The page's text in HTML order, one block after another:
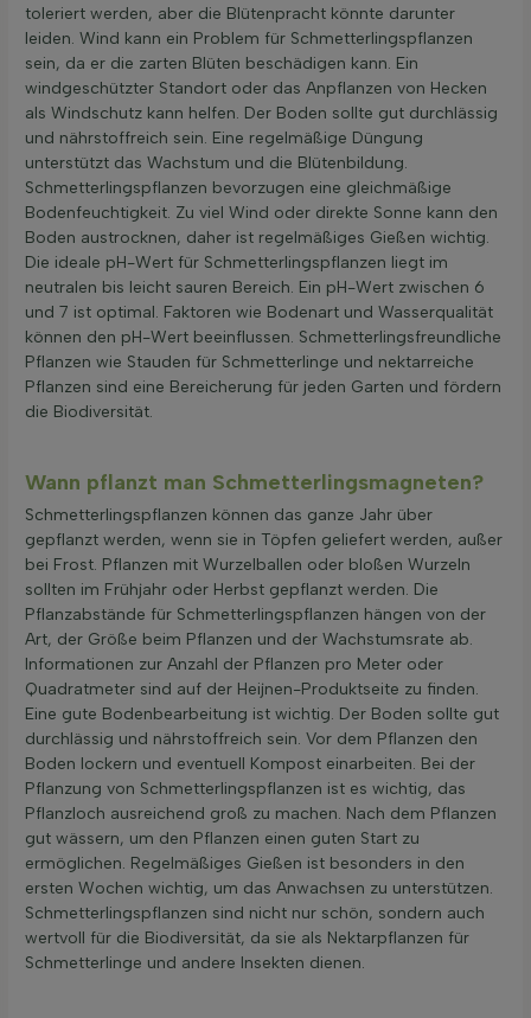
toleriert werden, aber die Blütenpracht könnte darunter
leiden. Wind kann ein Problem für Schmetterlingspflanzen
sein, da er die zarten Blüten beschädigen kann. Ein
windgeschützter Standort oder das Anpflanzen von Hecken
als Windschutz kann helfen. Der Boden sollte gut durchlässig
und nährstoffreich sein. Eine regelmäßige Düngung
unterstützt das Wachstum und die Blütenbildung.
Schmetterlingspflanzen bevorzugen eine gleichmäßige
Bodenfeuchtigkeit. Zu viel Wind oder direkte Sonne kann den
Boden austrocknen, daher ist regelmäßiges Gießen wichtig.
Die ideale pH-Wert für Schmetterlingspflanzen liegt im
neutralen bis leicht sauren Bereich. Ein pH-Wert zwischen 6
und 7 ist optimal. Faktoren wie Bodenart und Wasserqualität
können den pH-Wert beeinflussen. Schmetterlingsfreundliche
Pflanzen wie Stauden für Schmetterlinge und nektarreiche
Pflanzen sind eine Bereicherung für jeden Garten und fördern
die Biodiversität.
Wann pflanzt man Schmetterlingsmagneten?
Schmetterlingspflanzen können das ganze Jahr über
gepflanzt werden, wenn sie in Töpfen geliefert werden, außer
bei Frost. Pflanzen mit Wurzelballen oder bloßen Wurzeln
sollten im Frühjahr oder Herbst gepflanzt werden. Die
Pflanzabstände für Schmetterlingspflanzen hängen von der
Art, der Größe beim Pflanzen und der Wachstumsrate ab.
Informationen zur Anzahl der Pflanzen pro Meter oder
Quadratmeter sind auf der Heijnen-Produktseite zu finden.
Eine gute Bodenbearbeitung ist wichtig. Der Boden sollte gut
durchlässig und nährstoffreich sein. Vor dem Pflanzen den
Boden lockern und eventuell Kompost einarbeiten. Bei der
Pflanzung von Schmetterlingspflanzen ist es wichtig, das
Pflanzloch ausreichend groß zu machen. Nach dem Pflanzen
gut wässern, um den Pflanzen einen guten Start zu
ermöglichen. Regelmäßiges Gießen ist besonders in den
ersten Wochen wichtig, um das Anwachsen zu unterstützen.
Schmetterlingspflanzen sind nicht nur schön, sondern auch
wertvoll für die Biodiversität, da sie als Nektarpflanzen für
Schmetterlinge und andere Insekten dienen.